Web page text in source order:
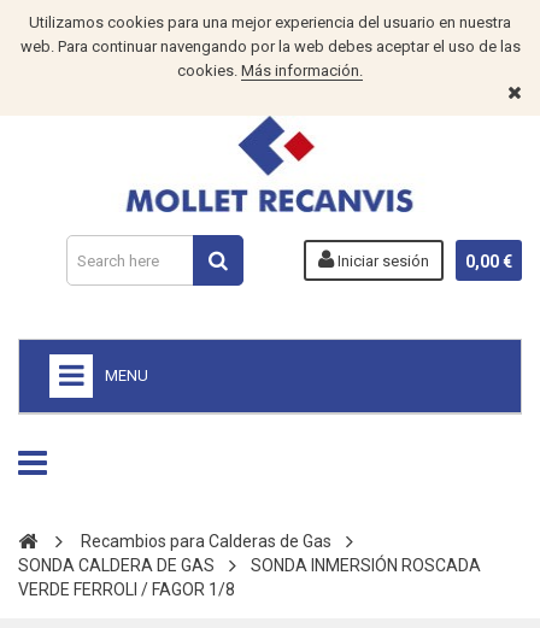
Utilizamos cookies para una mejor experiencia del usuario en nuestra
web. Para continuar navengando por la web debes aceptar el uso de las
cookies. Más información.
0,00 €
Iniciar sesión
MENU
Recambios para Calderas de Gas
SONDA CALDERA DE GAS
SONDA INMERSIÓN ROSCADA
VERDE FERROLI / FAGOR 1/8